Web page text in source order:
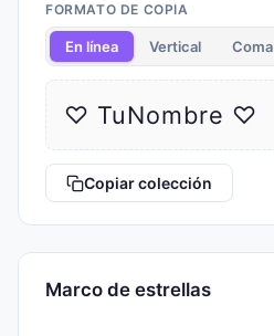
FORMATO DE COPIA
En línea Vertical Coma
♡ TuNombre ♡
Copiar colección
Marco de estrellas